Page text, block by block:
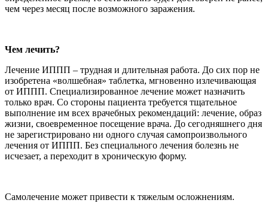
чем через месяц после возможного заражения.
Чем лечить?
Лечение ИППП – трудная и длительная работа. До сих пор не
изобретена «волшебная» таблетка, мгновенно излечивающая
от ИППП. Специализированное лечение может назначить
только врач. Со стороны пациента требуется тщательное
выполнение им всех врачебных рекомендаций: лечение, образ
жизни, своевременное посещение врача. До сегодняшнего дня
не зарегистрировано ни одного случая самопроизвольного
лечения от ИППП. Без специального лечения болезнь не
исчезает, а переходит в хроническую форму.
Самолечение может привести к тяжелым осложнениям.